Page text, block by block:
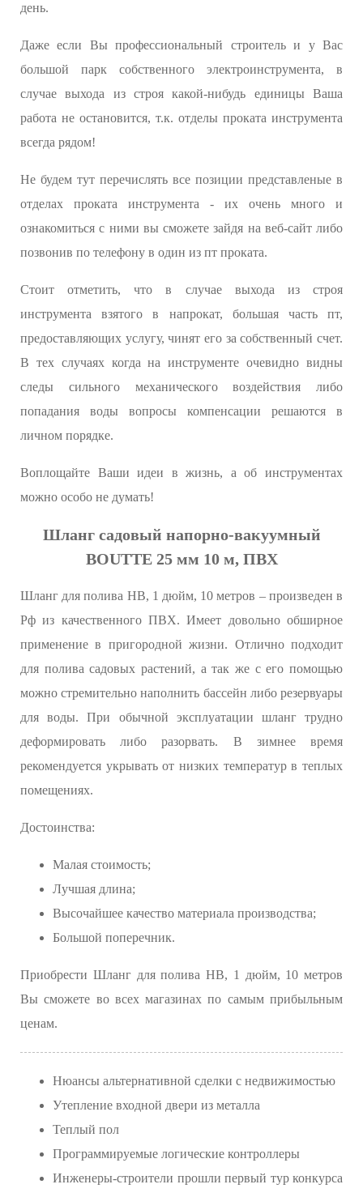
день.
Даже если Вы професcиональный строитель и у Вас
большой парк собственного электроинструмента, в
случае выхода из строя какой-нибудь единицы Ваша
работа не остановится, т.к. отделы проката инструмента
всегда рядом!
Не будем тут перечислять все позиции представленые в
отделах проката инструмента - их очень много и
ознакомиться с ними вы сможете зайдя на веб-сайт либо
позвонив по телефону в один из пт проката.
Стоит отметить, что в случае выхода из строя
инструмента взятого в напрокат, большая часть пт,
предоставляющих услугу, чинят его за собственный счет.
В тех случаях когда на инструменте очевидно видны
следы сильного механического воздействия либо
попадания воды вопросы компенсации решаются в
личном порядке.
Воплощайте Ваши идеи в жизнь, а об инструментах
можно особо не думать!
Шланг садовый напорно-вакуумный
BOUTTE 25 мм 10 м, ПВХ
Шланг для полива НВ, 1 дюйм, 10 метров – произведен в
Рф из качественного ПВХ. Имеет довольно обширное
применение в пригородной жизни. Отлично подходит
для полива садовых растений, а так же с его помощью
можно стремительно наполнить бассейн либо резервуары
для воды. При обычной эксплуатации шланг трудно
деформировать либо разорвать. В зимнее время
рекомендуется укрывать от низких температур в теплых
помещениях.
Достоинства:
Малая стоимость;
Лучшая длина;
Высочайшее качество материала производства;
Большой поперечник.
Приобрести Шланг для полива НВ, 1 дюйм, 10 метров
Вы сможете во всех магазинах по самым прибыльным
ценам.
Нюансы альтернативной сделки с недвижимостью
Утепление входной двери из металла
Теплый пол
Программируемые логические контроллеры
Инженеры-строители прошли первый тур конкурса